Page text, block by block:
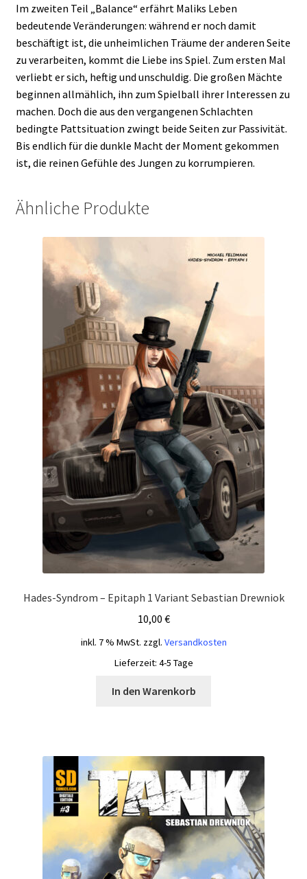
Im zweiten Teil „Balance“ erfährt Maliks Leben
bedeutende Veränderungen: während er noch damit
beschäftigt ist, die unheimlichen Träume der anderen Seite
zu verarbeiten, kommt die Liebe ins Spiel. Zum ersten Mal
verliebt er sich, heftig und unschuldig. Die großen Mächte
beginnen allmählich, ihn zum Spielball ihrer Interessen zu
machen. Doch die aus den vergangenen Schlachten
bedingte Pattsituation zwingt beide Seiten zur Passivität.
Bis endlich für die dunkle Macht der Moment gekommen
ist, die reinen Gefühle des Jungen zu korrumpieren.
Ähnliche Produkte
Hades-Syndrom – Epitaph 1 Variant Sebastian Drewniok
10,00 €
inkl. 7 % MwSt. zzgl. Versandkosten
Lieferzeit: 4-5 Tage
In den Warenkorb